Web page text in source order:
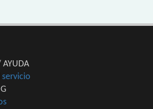
AYUDA
servicio